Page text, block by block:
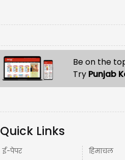
Be on the
Try Punjab
Quick Links
ई-पेपर हिमाचल